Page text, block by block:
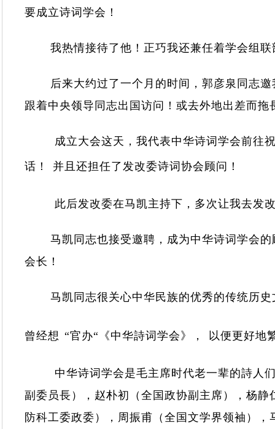
要成立诗词学会！
我热情接待了他！正巧我还兼任着学会组
后来大约过了一个月的时间，郭彦泉同志
跟着中央领导同志出国访问！或去外地出差而拖
成立大会这天，我代表中华诗词学会前往
话！ 并且还担任了发改委诗词协会顾问！
此后发改委在马凯主持下，多次让我去发
马凯同志也接受邀聘，成为中华诗词学会
会长！
马凯同志很关心中华民族的优秀的传统历
曾经想 “官办“《中华詩词学会》， 以便更好地
中华诗词学会是毛主席时代老一辈的詩人
副委员長），赵朴初（全国政协副主席），杨
防科工委政委），周振甫（全国文学界领袖）